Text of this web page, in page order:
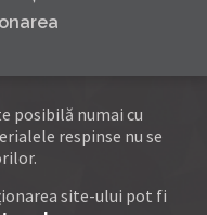
posibilă numai cu
respinse nu se
site-ului pot fi